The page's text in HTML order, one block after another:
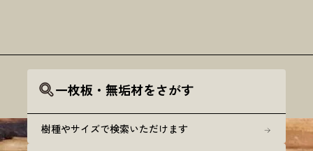
一枚板・無垢材をさがす
樹種やサイズで検索いただけます